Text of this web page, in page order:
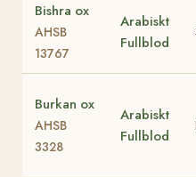
Bishra ox
AHSB
13767
Arabiskt
Fullblod
Burkan ox
AHSB
3328
Arabiskt
Fullblod